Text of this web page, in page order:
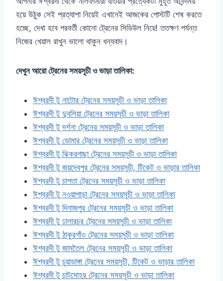
হয়ে উঠুক সেই প্রত্যাশা নিয়েই এখানেই আজকের পোস্টটি শেষ করতে
হচ্ছে, দেখা হবে পরবর্তী কোনো ট্রেনের সিডিউল নিয়ে! ততক্ষণ পর্যন্ত
নিজের খেয়াল রাখুন ভালো থাকুন ধন্যবাদ।
দেখুন আরো ট্রেনের সময়সূচী ও ভাড়া তালিকা:
ঈশ্বরদী টু নাটোর ট্রেনের সময়সূচী ও ভাড়া তালিকা
ঈশ্বরদী টু দুবলিয়া ট্রেনের সময়সূচী ও ভাড়া তালিকা
ঈশ্বরদী টু দর্শনা ট্রেনের সময়সূচী ও ভাড়া তালিকা
ঈশ্বরদী টু ডোমার ট্রেনের সময়সূচী ও ভাড়া তালিকা
ঈশ্বরদী টু ঝিকরগাছা ট্রেনের সময়সূচী ও ভাড়া তালিকা
ঈশ্বরদী টু জয়দেবপুর ট্রেনের সময়সূচী, টিকেট ও ভাড়ার তালিকা
ঈশ্বরদী টু চাপতা ট্রেনের সময়সূচী ও ভাড়া তালিকা
ঈশ্বরদী টু নওয়াপাড়া ট্রেনের সময়সূচী ও ভাড়া তালিকা
ঈশ্বরদী টু দিনাজপুর ট্রেনের সময়সূচী ও ভাড়া তালিকা
ঈশ্বরদী টু ঢালারচর ট্রেনের সময়সূচী ও ভাড়া তালিকা
ঈশ্বরদী টু ঠাকুরগাঁও ট্রেনের সময়সূচী ও ভাড়া তালিকা
ঈশ্বরদী টু জামতৈল ট্রেনের সময়সূচী ও ভাড়া তালিকা
ঈশ্বরদী টু চুয়াডাঙ্গা ট্রেনের সময়সূচী, টিকেট ও ভাড়ার তালিকা
ঈশ্বরদী টু চাটমোহর ট্রেনের সময়সূচী ও ভাড়া তালিকা